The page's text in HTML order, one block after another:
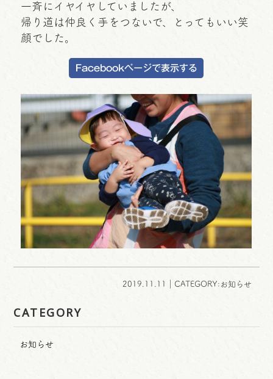
一斉にイヤイヤしていましたが、
帰り道は仲良く手をつないで、とってもいい笑
顔でした。
2019.11.11｜CATEGORY:お知らせ
CATEGORY
お知らせ